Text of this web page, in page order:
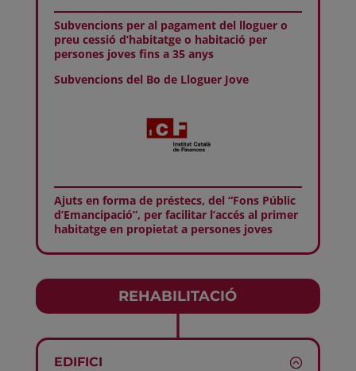
Subvencions per al pagament del lloguer o
preu cessió d’habitatge o habitació per
persones joves fins a 35 anys
Subvencions del Bo de Lloguer Jove
Ajuts en forma de préstecs, del “Fons Públic
d’Emancipació”, per facilitar l’accés al primer
habitatge en propietat a persones joves
REHABILITACIÓ
EDIFICI